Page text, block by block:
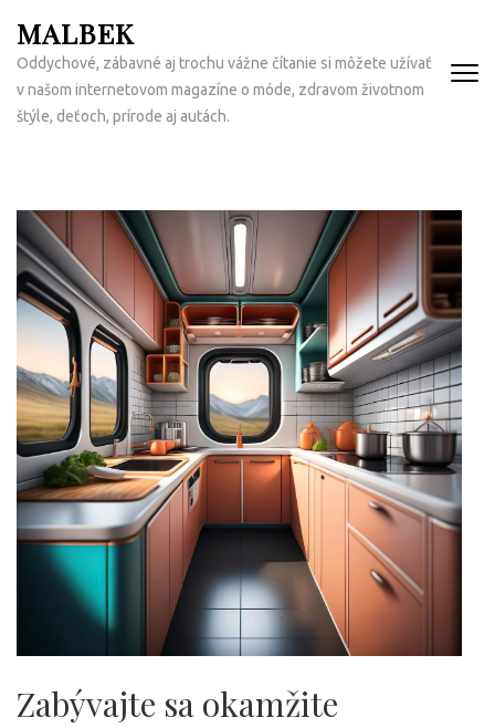
na
obsah
(Enter)
MALBEK
Oddychové, zábavné aj trochu vážne čítanie si môžete užívať
v našom internetovom magazíne o móde, zdravom životnom
štýle, deťoch, prírode aj autách.
Zabývajte sa okamžite